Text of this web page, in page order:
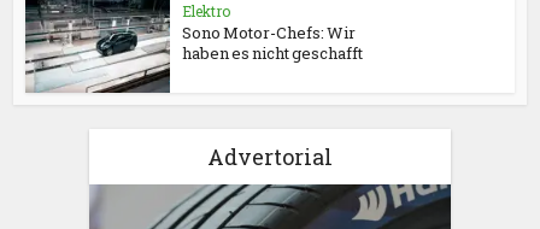
Elektro
Sono Motor-Chefs: Wir
haben es nicht geschafft
Advertorial